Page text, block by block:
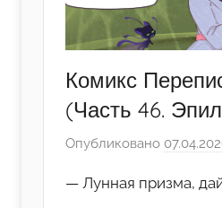
Комикс
(Часть 46.
Опубликовано
— Лунная призма,